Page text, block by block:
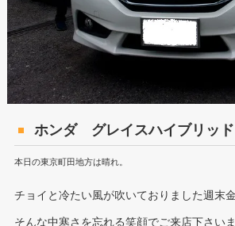
ホンダ グレイスハイブリッド
本日の東京町田地方は晴れ。
チョイと冷たい風が吹いておりました週末
そんな中寒さを忘れる笑顔でご来店下さい